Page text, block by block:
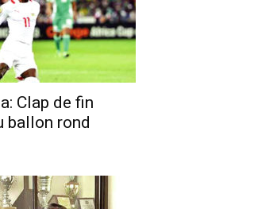
Clap de fin
ballon rond